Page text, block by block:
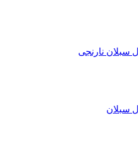
سبلان نارنجی
سبلان